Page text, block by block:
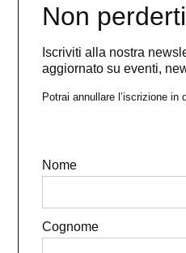
Non
Iscriviti alla nostra
aggiornato su eventi,
Potrai annullare l’iscrizione in
Nome
Cognome